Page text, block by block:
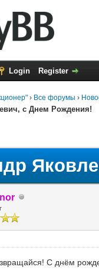
Login Register
› Все форумы ›
с Днем Рождения!
С днём